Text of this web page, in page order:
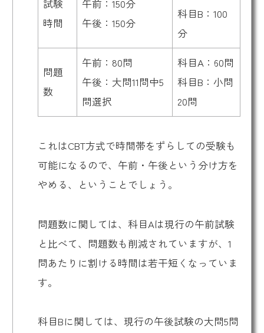
試験
時間
午前：150分
午後：150分
科目B：100
分
問題
数
午前：80問
午後：大問11問中5
問選択
科目A：60問
科目B：小問
20問
これはCBT方式で時間帯をずらしての受験も
可能になるので、午前・午後という分け方を
やめる、ということでしょう。
問題数に関しては、科目Aは現行の午前試験
と比べて、問題数も削減されていますが、1
問あたりに割ける時間は若干短くなっていま
す。
科目Bに関しては、現行の午後試験の大問5問